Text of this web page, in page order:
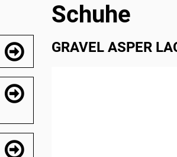
Schuhe
GRAVEL ASPER